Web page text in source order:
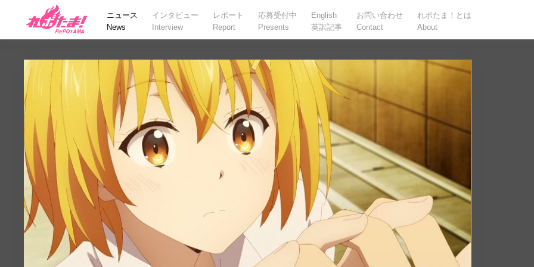
ニュース
News
インタビュー
Interview
レポート
Report
応募受付中
Presents
English
英訳記事
お問い合わせ
Contact
れポたま！とは
About